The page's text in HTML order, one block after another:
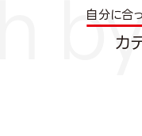
自分に合
カ